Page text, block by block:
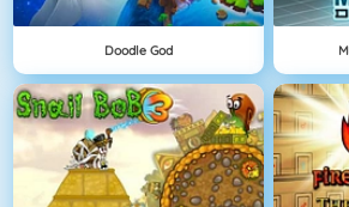
Doodle God